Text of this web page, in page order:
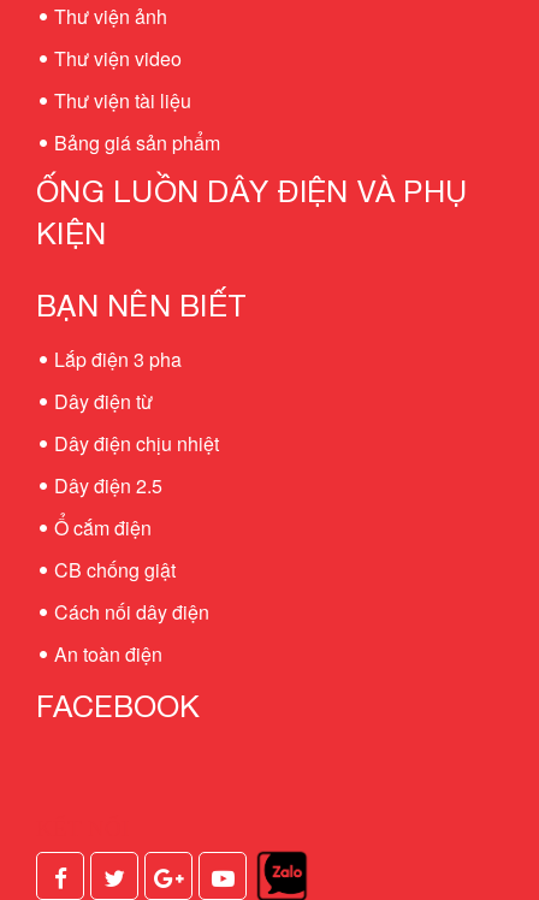
Thư viện ảnh
Thư viện video
Thư viện tài liệu
Bảng giá sản phẩm
ỐNG LUỒN DÂY ĐIỆN VÀ PHỤ
KIỆN
BẠN NÊN BIẾT
Lắp điện 3 pha
Dây điện từ
Dây điện chịu nhiệt
Dây điện 2.5
Ổ cắm điện
CB chống giật
Cách nối dây điện
An toàn điện
FACEBOOK